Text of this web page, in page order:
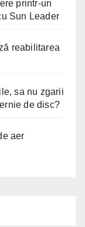
printr-un
Sun Leader
reabilitarea
sa nu zgarii
de disc?
aer